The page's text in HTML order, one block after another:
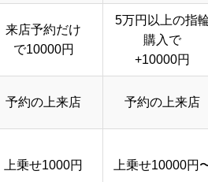
来店予約だけ
で10000円
5万円以上の指
購入で
+10000円
予約の上来店 予約の上来店
上乗せ1000円 上乗せ10000円